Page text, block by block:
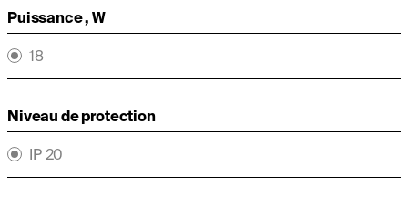
Puissance , W
18
Niveau de protection
IP 20